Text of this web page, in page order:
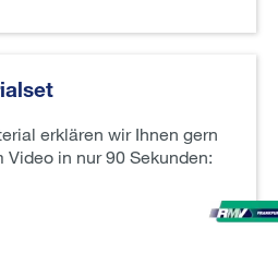
erklären wir Ihnen gern
in nur 90 Sekunden: